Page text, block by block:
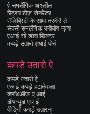
ऐ समलैंगिक अश्लील
स्ट्रिप टीज़ जेनरेटर
सेलिब्रिटी के साथ तस्वीरें लें
सेक्सी समलैंगिक बनीबॉय नृत्य
एआई स्वे डांस फ़िल्टर
कपड़े उतारो एआई पोर्न
कपड़े उतारो ऐ
कपड़े उतारो ऐ
एआई कपड़े हटानेवाला
क्लॉथऑफ़ ए.आई
डीपन्यूड एआई
वीडियो कपड़े उतारना